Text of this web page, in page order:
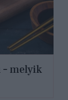
melyik